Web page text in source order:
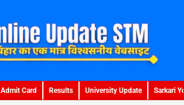
Admit Card Results University Update Sarkari